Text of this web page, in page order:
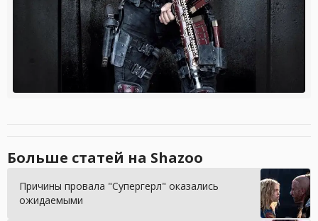
Больше статей на Shazoo
Причины провала "Супергерл" оказались
ожидаемыми